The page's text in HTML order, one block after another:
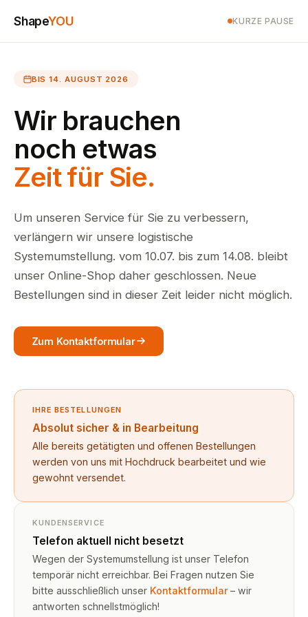
ShapeYOU KURZE PAUSE
BIS 14. AUGUST 2026
Wir brauchen
noch etwas
Zeit für Sie.
Um unseren Service für Sie zu verbessern,
verlängern wir unsere logistische
Systemumstellung. vom 10.07. bis zum 14.08. bleibt
unser Online-Shop daher geschlossen. Neue
Bestellungen sind in dieser Zeit leider nicht möglich.
Zum Kontaktformular
IHRE BESTELLUNGEN
Absolut sicher & in Bearbeitung
Alle bereits getätigten und offenen Bestellungen
werden von uns mit Hochdruck bearbeitet und wie
gewohnt versendet.
KUNDENSERVICE
Telefon aktuell nicht besetzt
Wegen der Systemumstellung ist unser Telefon
temporär nicht erreichbar. Bei Fragen nutzen Sie
bitte ausschließlich unser Kontaktformular– wir
antworten schnellstmöglich!